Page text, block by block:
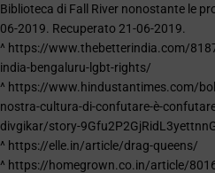
Biblioteca di Fall River nonostante le
06-2019. Recuperato 21-06-2019.
^ https://www.thebetterindia.com/
india-bengaluru-lgbt-rights/
^ https://www.hindustantimes.com/
nostra-cultura-di-confutare-è-
divgikar/story-
^ https://elle.in/article/drag-queens/
^ https://homegrown.co.in/article/